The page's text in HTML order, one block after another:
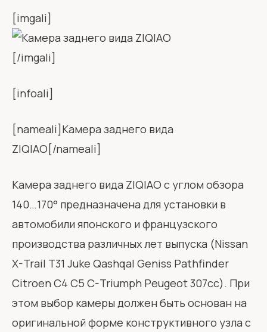
[imgali]
[/imgali]
[infoali]
[nameali]Камера заднего вида
ZIQIAO[/nameali]
Камера заднего вида ZIQIAO с углом обзора
140…170° предназначена для установки в
автомобили японского и французского
производства различных лет выпуска (Nissan
X-Trail T31 Juke QashqaI Geniss Pathfinder
Citroen C4 C5 C-Triumph Peugeot 307cc). При
этом выбор камеры должен быть основан на
оригинальной форме конструктивного узла с